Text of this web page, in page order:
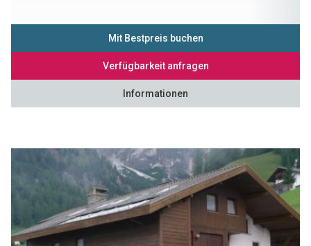
Mit Bestpreis buchen
Verfügbarkeit anfragen
Informationen